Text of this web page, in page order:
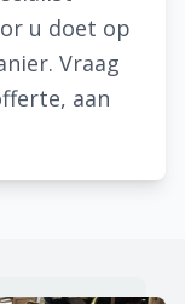
u doet op
Vraag
aan